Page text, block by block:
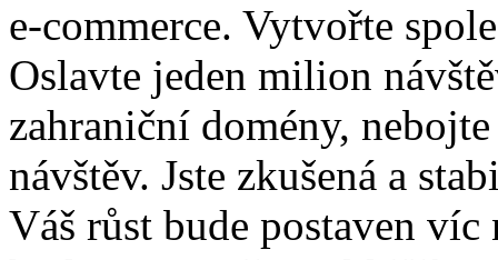
e-commerce. Vytvořte
Oslavte jeden milion
zahraniční domény,
návštěv. Jste zkušená a
Váš růst bude postaven